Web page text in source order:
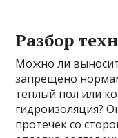
Разбор
Можно ли
запрещено
теплый пол или
гидроизоляция?
протечек со